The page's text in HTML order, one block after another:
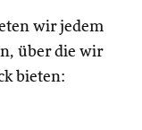
wir jedem
über die wir
bieten: